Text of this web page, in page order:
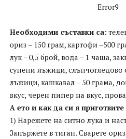
Error9
Необходими съставки са:
ориз – 150 грам, картофи –500
лук – 0,5 брой, вода – 1 чаша,
супени лъжици, слънчогледово
лъжици, кашкавал – 50 грама,
вкус, черен пипер на вкус,
А ето и как да си я
1) Нарежете на ситно лука и
Запържете в тиган. Сварете